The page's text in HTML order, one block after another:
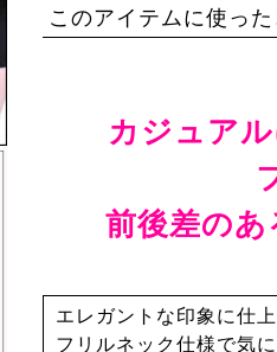
このアイテムに使っ
カジュア
前後差の
エレガントな印象に仕
フリルネック仕様で気